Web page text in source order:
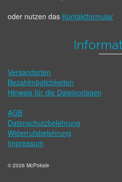
oder nutzen das Kontaktformular
Versandarten
Bezahlmöglichkeiten
Hinweis für die Dateivorlagen
AGB
Datenschutzbelehrung
Widerrufsbelehrung
Impressum
© 2026 McPokale